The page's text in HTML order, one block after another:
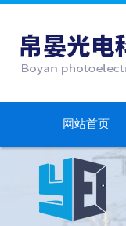
网站首页